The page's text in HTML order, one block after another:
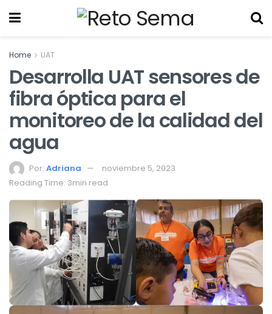
Home UAT
Desarrolla UAT sensores de
fibra óptica para el
monitoreo de la calidad del
agua
Por: Adriana
noviembre 5, 2023
Reading Time: 3min read